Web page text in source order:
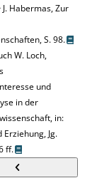
J. Habermas, Zur
S. 98.
W. Loch,
und
in der
in:
Erziehung, Jg.
ff.